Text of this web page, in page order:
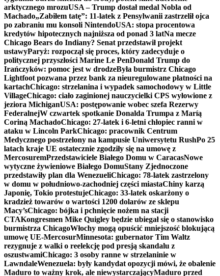
arktycznego mrozuUSA – Trump dostał medal Nobla od
Machado„Zabiłem tatę”: 11-latek z Pensylwanii zastrzelił ojca
po zabraniu mu konsoli NintendoUSA: stopa procentowa
kredytów hipotecznych najniższa od ponad 3 latNa mecze
Chicago Bears do Indiany? Senat przedstawił projekt
ustawyParyż: rozpoczął się proces, który zadecyduje o
politycznej przyszłości Marine Le PenDonald Trump do
Irańczyków: pomoc jest w drodzeByła burmistrz Chicago
Lightfoot pozwana przez bank za nieuregulowane płatności na
kartachChicago: strzelanina i wypadek samochodowy w Little
VillageChicago: ciało zaginionej nauczycielki CPS wyłowione z
jeziora MichiganUSA: postępowanie wobec szefa Rezerwy
FederalnejW czwartek spotkanie Donalda Trumpa z Maríą
Coriną MachadoChicago: 27-latek i 6-letni chłopiec ranni w
ataku w Lincoln ParkChicago: pracownik Centrum
Medycznego postrzelony na kampusie Uniwersytetu RushPo 25
latach kraje UE ostatecznie zgodziły się na umowę z
MercosuremPrzedstawiciele Białego Domu w CaracasNowe
wytyczne żywieniowe Białego DomuStany Zjednoczone
przedstawiły plan dla WenezueliChicago: 78-latek zastrzelony
w domu w południowo-zachodniej części miastaChiny karzą
Japonię, Tokio protestujeChicago: 33-latek oskarżony o
kradzież towarów o wartości 1200 dolarów ze sklepu
Macy’sChicago: bójka i pchnięcie nożem na stacji
CTAKongresmen Mike Quigley będzie ubiegał się o stanowisko
burmistrza ChicagoWłochy mogą opuścić mniejszość blokującą
umowę UE-MercosurMinnesota: gubernator Tim Waltz
rezygnuje z walki o reelekcję pod presją skandalu z
oszustwamiChicago: 3 osoby ranne w strzelaninie w
LawndaleWenezuela: były kandydat opozycji mówi, że obalenie
Maduro to ważny krok, ale niewystarczającyMaduro przed